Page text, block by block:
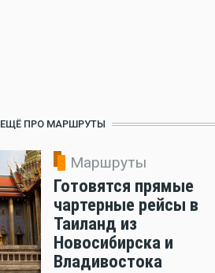
ЕЩЁ ПРО МАРШРУТЫ
Маршруты
Готовятся прямые
чартерные рейсы в
Таиланд из
Новосибирска и
Владивостока